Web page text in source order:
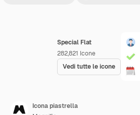
Special Flat
282,821 Icone
Vedi tutte le icone
Icona piastrella